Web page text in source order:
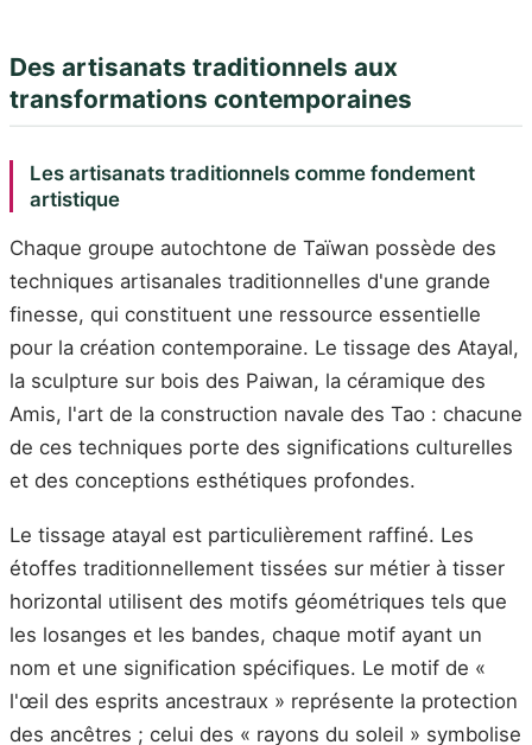
Des artisanats traditionnels aux
transformations contemporaines
Les artisanats traditionnels comme fondement
artistique
Chaque groupe autochtone de Taïwan possède des
techniques artisanales traditionnelles d'une grande
finesse, qui constituent une ressource essentielle
pour la création contemporaine. Le tissage des Atayal,
la sculpture sur bois des Paiwan, la céramique des
Amis, l'art de la construction navale des Tao : chacune
de ces techniques porte des significations culturelles
et des conceptions esthétiques profondes.
Le tissage atayal est particulièrement raffiné. Les
étoffes traditionnellement tissées sur métier à tisser
horizontal utilisent des motifs géométriques tels que
les losanges et les bandes, chaque motif ayant un
nom et une signification spécifiques. Le motif de «
l'œil des esprits ancestraux » représente la protection
des ancêtres ; celui des « rayons du soleil » symbolise